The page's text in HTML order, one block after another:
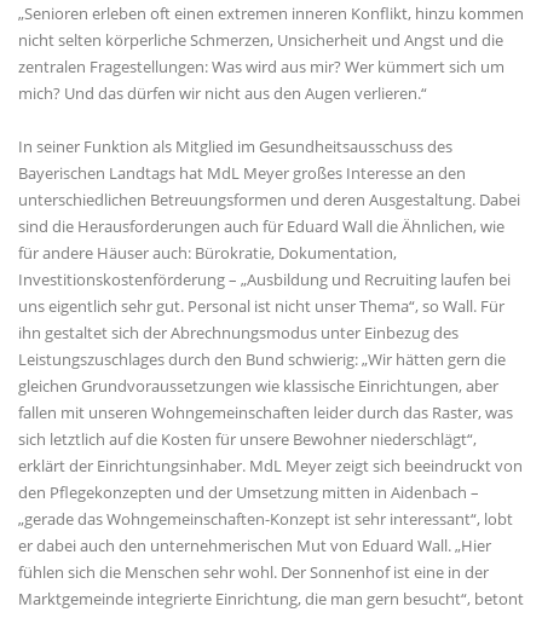
Senioren erleben oft einen extremen inneren Konflikt, hinzu kommen
nicht selten körperliche Schmerzen, Unsicherheit und Angst und die
zentralen Fragestellungen: Was wird aus mir? Wer kümmert sich um
mich? Und das dürfen wir nicht aus den Augen verlieren.“
In seiner Funktion als Mitglied im Gesundheitsausschuss des
Bayerischen Landtags hat MdL Meyer großes Interesse an den
unterschiedlichen Betreuungsformen und deren Ausgestaltung. Dabei
sind die Herausforderungen auch für Eduard Wall die Ähnlichen, wie
für andere Häuser auch: Bürokratie, Dokumentation,
Investitionskostenförderung – „Ausbildung und Recruiting laufen bei
uns eigentlich sehr gut. Personal ist nicht unser Thema“, so Wall. Für
ihn gestaltet sich der Abrechnungsmodus unter Einbezug des
Leistungszuschlages durch den Bund schwierig: „Wir hätten gern die
gleichen Grundvoraussetzungen wie klassische Einrichtungen, aber
fallen mit unseren Wohngemeinschaften leider durch das Raster, was
sich letztlich auf die Kosten für unsere Bewohner niederschlägt“,
erklärt der Einrichtungsinhaber. MdL Meyer zeigt sich beeindruckt von
den Pflegekonzepten und der Umsetzung mitten in Aidenbach –
gerade das Wohngemeinschaften-Konzept ist sehr interessant“, lobt
er dabei auch den unternehmerischen Mut von Eduard Wall. „Hier
fühlen sich die Menschen sehr wohl. Der Sonnenhof ist eine in der
Marktgemeinde integrierte Einrichtung, die man gern besucht“, betont